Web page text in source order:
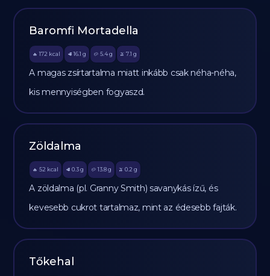
Baromfi Mortadella
🔥 172 kcal 🥩 16.1 g 🥔 5.4g 🫒 7.1 g
A magas zsírtartalma miatt inkább csak néha-néha,
kis mennyiségben fogyaszd.
Zöldalma
🔥 52 kcal 🥩 0.3 g 🥔 13.8g 🫒 0.2 g
A zöldalma (pl. Granny Smith) savanykás ízű, és
kevesebb cukrot tartalmaz, mint az édesebb fajták.
Tőkehal